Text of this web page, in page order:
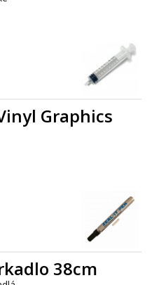
Graphics
38cm